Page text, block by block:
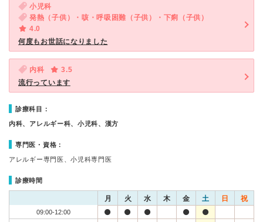
小児科
発熱（子供）・咳・呼吸困難（子供）・下痢（子供）
4.0
何度もお世話になりました
内科
3.5
流行っています
診療科目：
内科、アレルギー科、小児科、漢方
専門医・資格：
アレルギー専門医、小児科専門医
診療時間
月 火 水 木 金 土 日 祝
09:00-12:00